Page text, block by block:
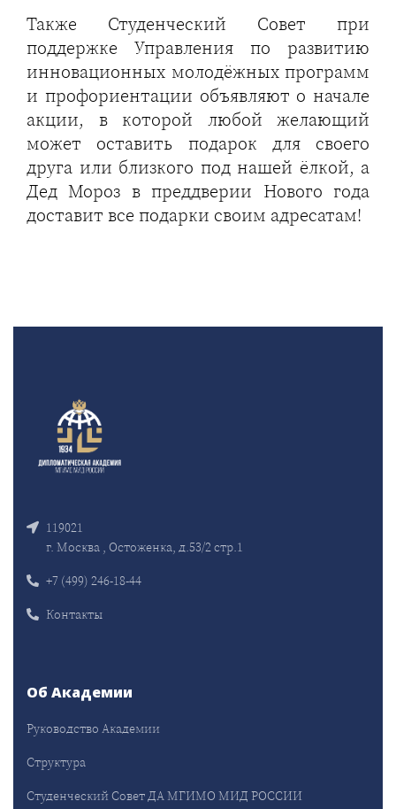
Также Студенческий Совет при
поддержке Управления по развитию
инновационных молодёжных программ
и профориентации объявляют о начале
акции, в которой любой желающий
может оставить подарок для своего
друга или близкого под нашей ёлкой, а
Дед Мороз в преддверии Нового года
доставит все подарки своим адресатам!
119021
г. Москва , Остоженка, д.53/2 стр.1
+7 (499) 246-18-44
Контакты
Об Академии
Руководство Академии
Структура
Студенческий Совет ДА МГИМО МИД РОССИИ